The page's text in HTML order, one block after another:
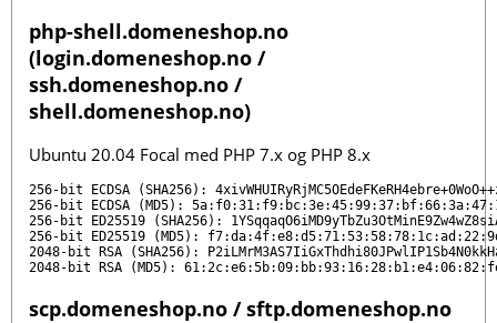
php-shell.domeneshop.no
(login.domeneshop.no /
ssh.domeneshop.no /
shell.domeneshop.no)
Ubuntu 20.04 Focal med PHP 7.x og PHP 8.x
256-bit ECDSA (SHA256):
256-bit ECDSA (MD5):
256-bit ED25519 (SHA256):
256-bit ED25519 (MD5):
2048-bit RSA (SHA256):
scp.domeneshop.no / sftp.domeneshop.no